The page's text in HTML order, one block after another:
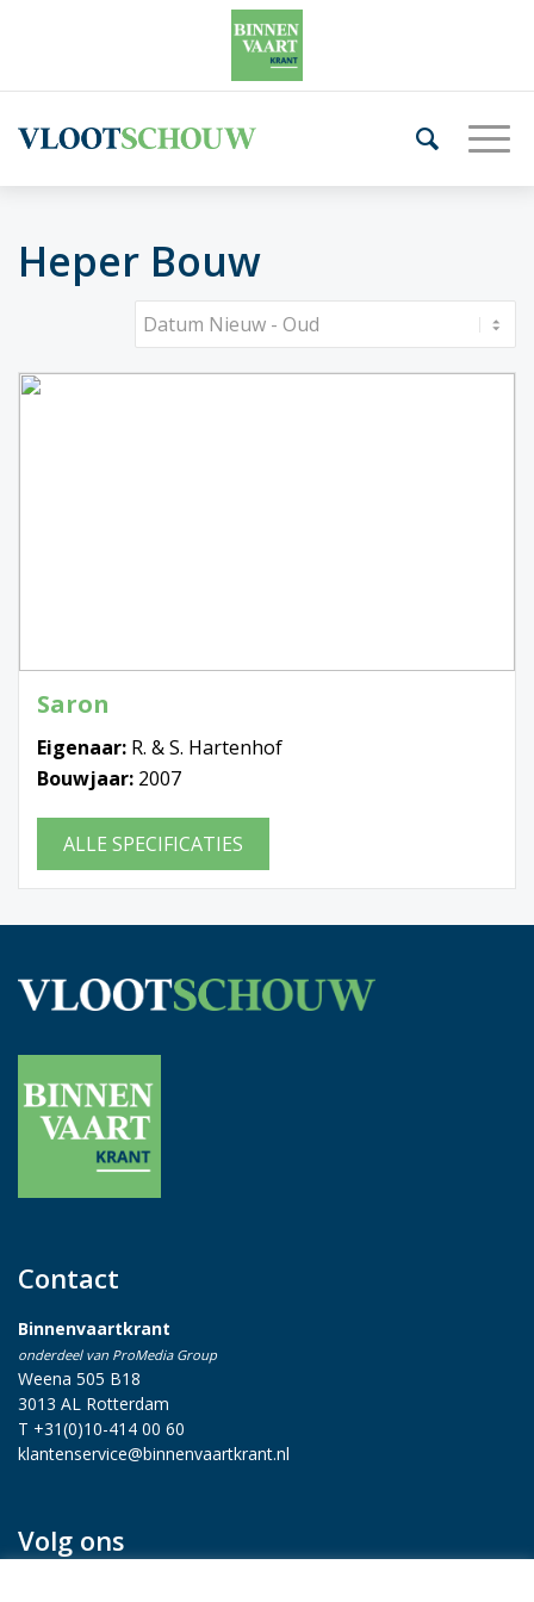
Heper Bouw
Saron
Eigenaar: R. & S. Hartenhof
Bouwjaar: 2007
ALLE SPECIFICATIES
Contact
Binnenvaartkrant
onderdeel van ProMedia Group
Weena 505 B18
3013 AL Rotterdam
T +31(0)10-414 00 60
klantenservice@binnenvaartkrant.nl
Volg ons